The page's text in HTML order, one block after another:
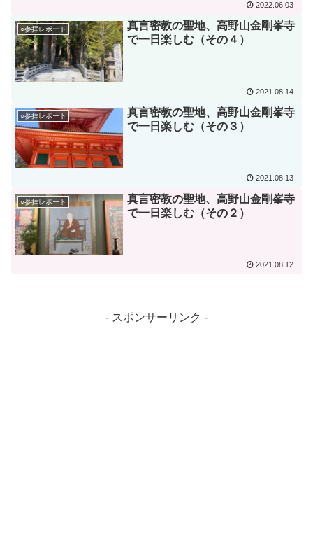
2022.06.03
○参拝レポート
真言密教の聖地、高野山金剛峯寺
で一日楽しむ（その４）
2021.08.14
○参拝レポート
真言密教の聖地、高野山金剛峯寺
で一日楽しむ（その３）
2021.08.13
○参拝レポート
真言密教の聖地、高野山金剛峯寺
で一日楽しむ（その２）
2021.08.12
- スポンサーリンク -